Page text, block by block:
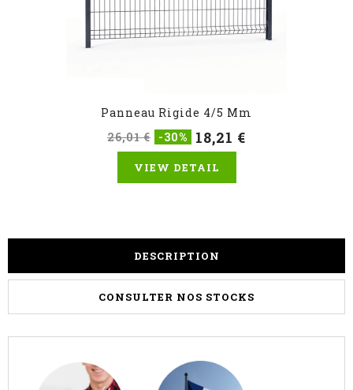
Panneau Rigide 4/5 Mm
26,01 € -30% 18,21 €
VIEW DETAIL
DESCRIPTION
CONSULTER NOS STOCKS